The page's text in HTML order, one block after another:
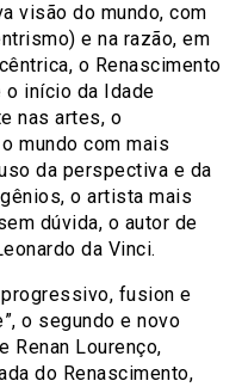
visão do mundo, com
e na razão, em
o Renascimento
o início da Idade
nas artes, o
mundo com mais
da perspectiva e da
o artista mais
dúvida, o autor de
da Vinci.
fusion e
o segundo e novo
Renan Lourenço,
do Renascimento,